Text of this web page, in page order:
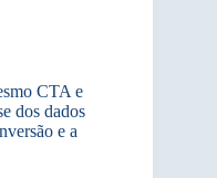
CTA e
dos dados
e a